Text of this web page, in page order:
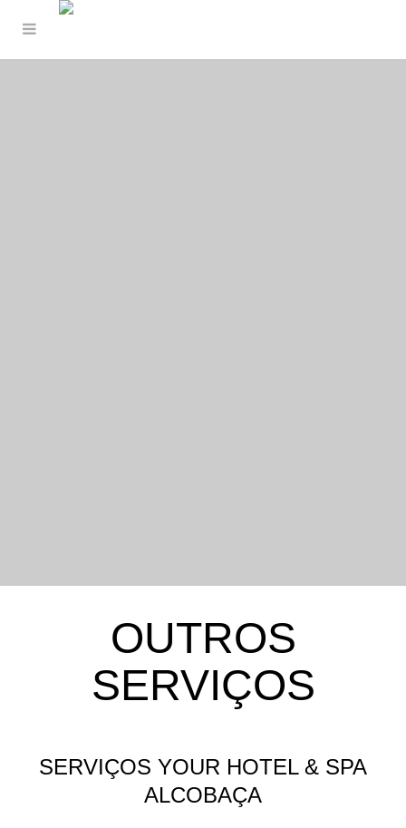
OUTROS
SERVIÇOS
SERVIÇOS YOUR HOTEL & SPA
ALCOBAÇA